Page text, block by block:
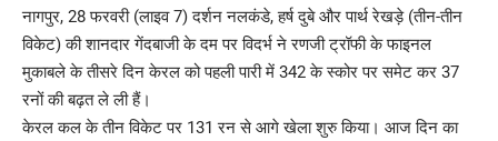
नागपुर, 28 फरवरी (लाइव 7) दर्शन नलकंडे, हर्ष दुबे और पार्थ रेखड़े (तीन-तीन
विकेट) की शानदार गेंदबाजी के दम पर विदर्भ ने रणजी ट्रॉफी के फाइनल
मुकाबले के तीसरे दिन केरल को पहली पारी में 342 के स्कोर पर समेट कर 37
रनों की बढ़त ले ली हैं।
केरल कल के तीन विकेट पर 131 रन से आगे खेला शुरु किया। आज दिन का